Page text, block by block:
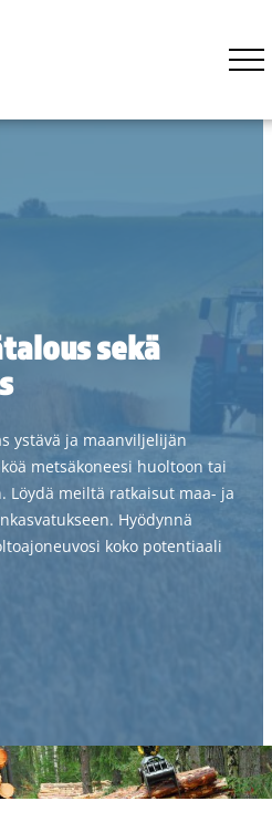
sekä
ystävä ja maanviljelijän
metsäkoneesi huoltoon tai
Löydä meiltä ratkaisut maa- ja
Hyödynnä
koko potentiaali